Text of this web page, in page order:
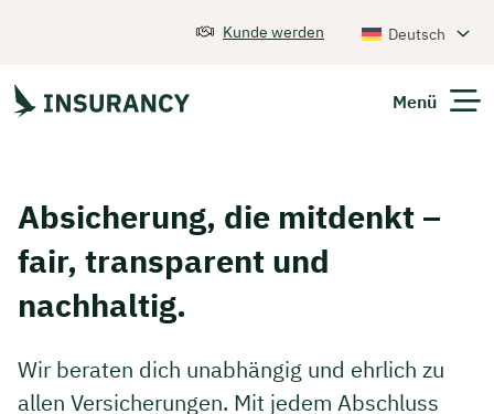
Kunde werden Deutsch
Menü
Unternehmen
Finanzen
Über Uns
Absicherung, die mitdenkt –
fair, transparent und
nachhaltig.
Wir beraten dich unabhängig und ehrlich zu
allen Versicherungen. Mit jedem Abschluss